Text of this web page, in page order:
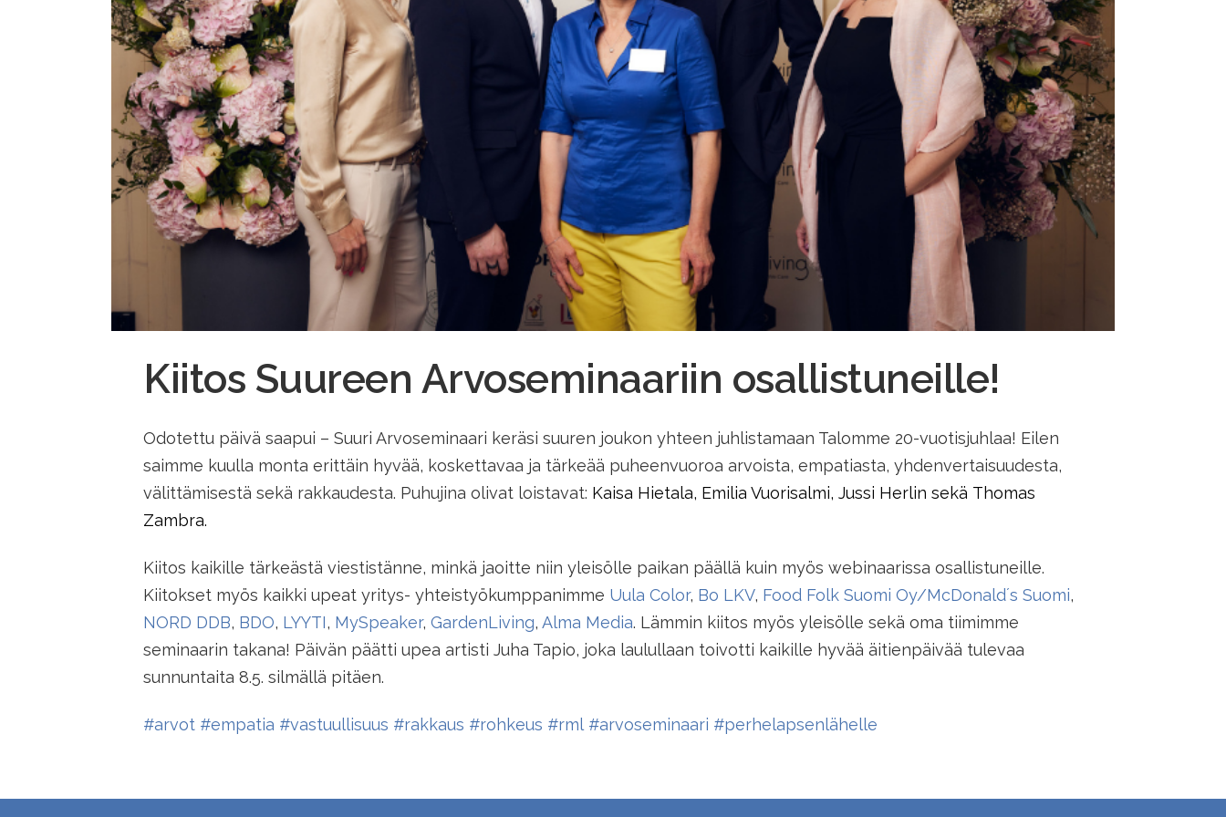
Kiitos Suureen Arvoseminaariin osallistuneille!
Odotettu päivä saapui – Suuri Arvoseminaari keräsi suuren joukon yhteen juhlistamaan Talomme 20-vuotisjuhlaa! Eilen
saimme kuulla monta erittäin hyvää, koskettavaa ja tärkeää puheenvuoroa arvoista, empatiasta, yhdenvertaisuudesta,
välittämisestä sekä rakkaudesta. Puhujina olivat loistavat: Kaisa Hietala, Emilia Vuorisalmi, Jussi Herlin sekä Thomas
Zambra.
Kiitos kaikille tärkeästä viestistänne, minkä jaoitte niin yleisölle paikan päällä kuin myös webinaarissa osallistuneille.
Kiitokset myös kaikki upeat yritys- yhteistyökumppanimme Uula Color, Bo LKV, Food Folk Suomi Oy/McDonald´s Suomi,
NORD DDB, BDO, LYYTI, MySpeaker, GardenLiving, Alma Media. Lämmin kiitos myös yleisölle sekä oma tiimimme
seminaarin takana! Päivän päätti upea artisti Juha Tapio, joka laulullaan toivotti kaikille hyvää äitienpäivää tulevaa
sunnuntaita 8.5. silmällä pitäen.
#arvot #empatia #vastuullisuus #rakkaus #rohkeus #rml #arvoseminaari #perhelapsenlähelle